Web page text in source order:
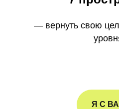
— вернуть свою
Я С